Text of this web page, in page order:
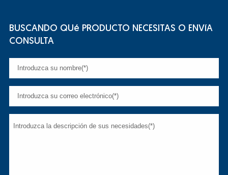
BUSCANDO QUé PRODUCTO NECESITAS O ENVíA
CONSULTA